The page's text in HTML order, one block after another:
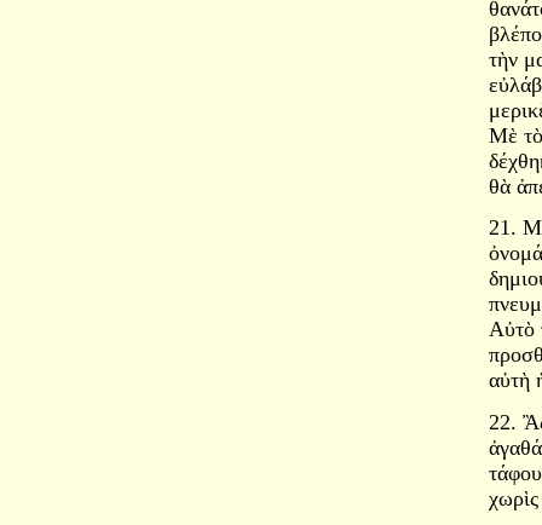
τὴν
Μὲ
θὰ
21.
Αὐτὸ
αὐτὴ
22.